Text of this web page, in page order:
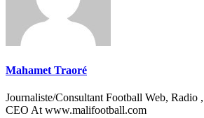
Mahamet Traoré
Journaliste/Consultant Football Web, Radio
CEO At www.malifootball.com